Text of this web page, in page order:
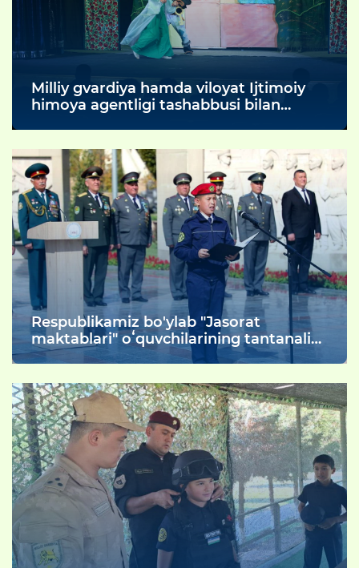
Milliy gvardiya hamda viloyat Ijtimoiy
himoya agentligi tashabbusi bilan
tadbir tashkil etildi.
Respublikamiz bo'ylab "Jasorat
maktablari" oʻquvchilarining tantanali
ravishda vaʼda berish marosimlari